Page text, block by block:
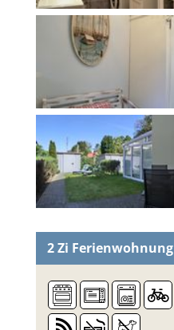
2 Zi Ferienwohnung